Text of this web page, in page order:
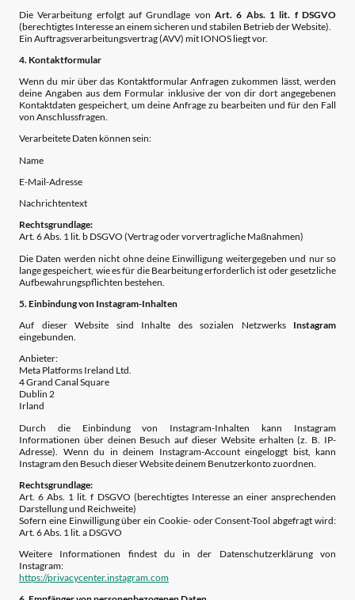
Die Verarbeitung erfolgt auf Grundlage von Art. 6 Abs. 1 lit. f DSGVO
(berechtigtes Interesse an einem sicheren und stabilen Betrieb der Website).
Ein Auftragsverarbeitungsvertrag (AVV) mit IONOS liegt vor.
4. Kontaktformular
Wenn du mir über das Kontaktformular Anfragen zukommen lässt, werden
deine Angaben aus dem Formular inklusive der von dir dort angegebenen
Kontaktdaten gespeichert, um deine Anfrage zu bearbeiten und für den Fall
von Anschlussfragen.
Verarbeitete Daten können sein:
Name
E-Mail-Adresse
Nachrichtentext
Rechtsgrundlage:
Art. 6 Abs. 1 lit. b DSGVO (Vertrag oder vorvertragliche Maßnahmen)
Die Daten werden nicht ohne deine Einwilligung weitergegeben und nur so
lange gespeichert, wie es für die Bearbeitung erforderlich ist oder gesetzliche
Aufbewahrungspflichten bestehen.
5. Einbindung von Instagram-Inhalten
Auf dieser Website sind Inhalte des sozialen Netzwerks Instagram
eingebunden.
Anbieter:
Meta Platforms Ireland Ltd.
4 Grand Canal Square
Dublin 2
Irland
Durch die Einbindung von Instagram-Inhalten kann Instagram
Informationen über deinen Besuch auf dieser Website erhalten (z. B. IP-
Adresse). Wenn du in deinem Instagram-Account eingeloggt bist, kann
Instagram den Besuch dieser Website deinem Benutzerkonto zuordnen.
Rechtsgrundlage:
Art. 6 Abs. 1 lit. f DSGVO (berechtigtes Interesse an einer ansprechenden
Darstellung und Reichweite)
Sofern eine Einwilligung über ein Cookie- oder Consent-Tool abgefragt wird:
Art. 6 Abs. 1 lit. a DSGVO
Weitere Informationen findest du in der Datenschutzerklärung von
Instagram:
https://privacycenter.instagram.com